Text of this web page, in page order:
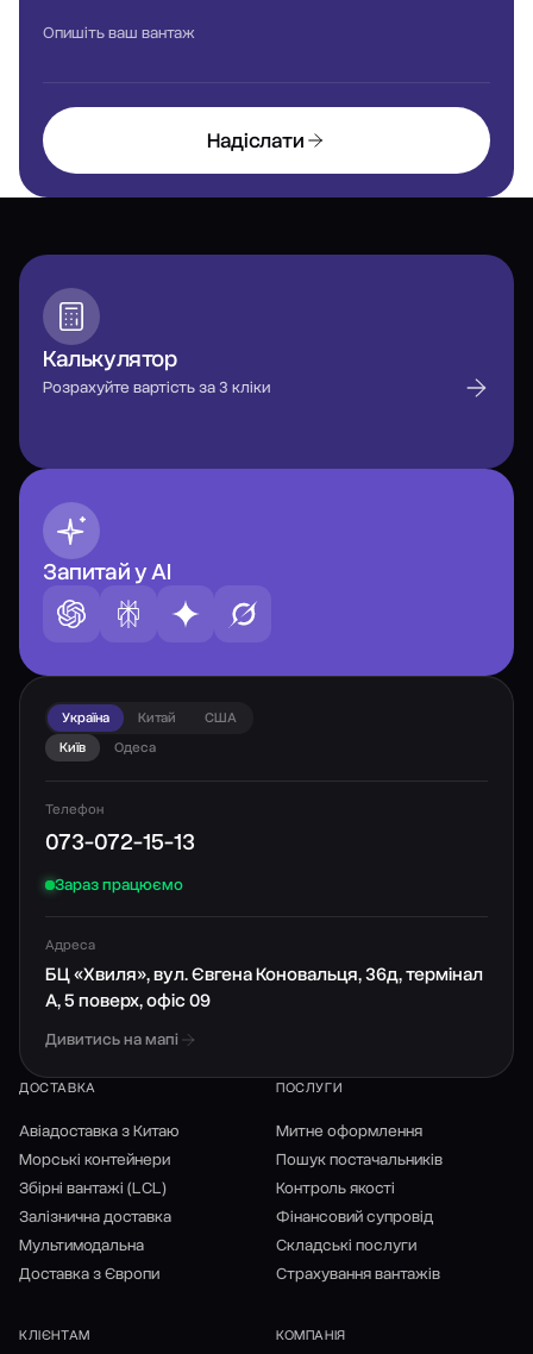
Опишіть ваш вантаж
Надіслати
Калькулятор
Розрахуйте вартість за 3 кліки
Запитай у AI
Україна Китай
США
Київ
Одеса
Телефон
073-072-15-13
Зараз працюємо
Адреса
БЦ «Хвиля», вул. Євгена Коновальця, 36д, термінал
А, 5 поверх, офіс 09
Дивитись на мапі
ДОСТАВКА
Авіадоставка з Китаю
Морські контейнери
Збірні вантажі (LCL)
Залізнична доставка
Мультимодальна
Доставка з Європи
ПОСЛУГИ
Митне оформлення
Пошук постачальників
Контроль якості
Фінансовий супровід
Складські послуги
Страхування вантажів
КЛІЄНТАМ КОМПАНІЯ